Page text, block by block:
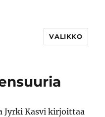
VALIKKO
Jyrki Kasvi kirjoittaa